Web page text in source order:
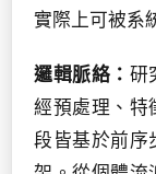
實際上可被系
邏輯脈絡： 研
經預處理、特
段皆基於前序